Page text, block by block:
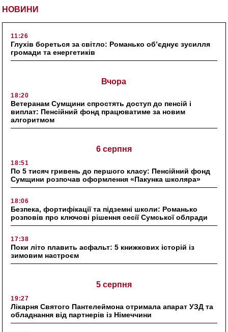
НОВИНИ
11:26
Глухів бореться за світло: Романько об’єднує зусилля
громади та енергетиків
Вчора
18:20
Ветеранам Сумщини спростять доступ до пенсій і
виплат: Пенсійний фонд працюватиме за новим
алгоритмом
6 серпня
18:51
По 5 тисяч гривень до першого класу: Пенсійний фонд
Сумщини розпочав оформлення «Пакунка школяра»
18:06
Безпека, фортифікації та підземні школи: Романько
розповів про ключові рішення сесії Сумської облради
17:38
Поки літо плавить асфальт: 5 книжкових історій із
зимовим настроєм
5 серпня
19:27
Лікарня Святого Пантелеймона отримала апарат УЗД та
обладнання від партнерів із Німеччини